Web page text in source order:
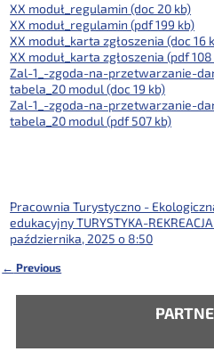
XX moduł_regulamin (doc 20 kb)
XX moduł_regulamin (pdf 199 kb)
XX moduł_karta zgłoszenia (doc 16
XX moduł_karta zgłoszenia (pdf
Zal-1_-zgoda-na-przetwarzanie-
tabela_20 modul (doc 19 kb)
Zal-1_-zgoda-na-przetwarzanie-
tabela_20 modul (pdf 507 kb)
Pracownia Turystyczno -
edukacyjny TURYSTYKA-
października, 2025 o 8:50
← Previous